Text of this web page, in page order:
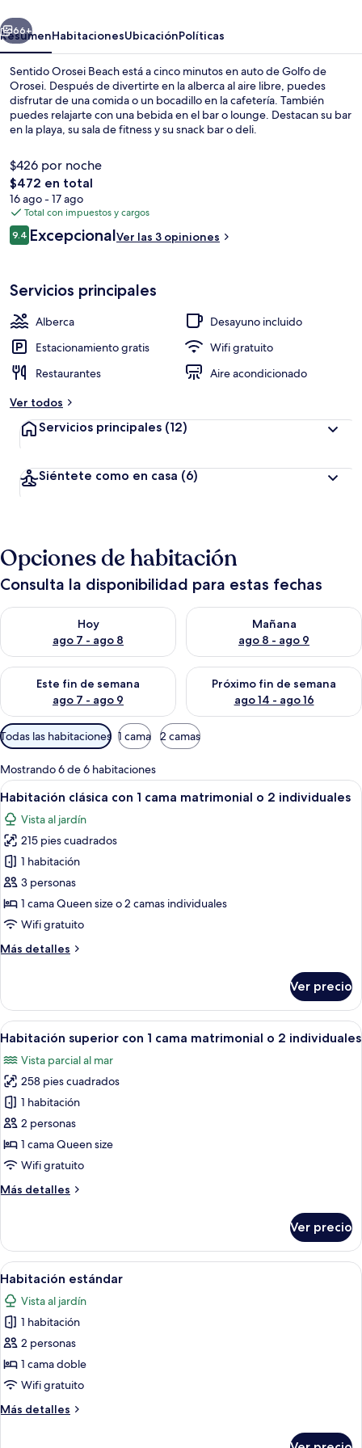
Siguiente
66+
ResumenHabitacionesUbicaciónPolíticas
Sentido Orosei Beach está a cinco minutos en auto de Golfo de
Orosei. Después de divertirte en la alberca al aire libre, puedes
disfrutar de una comida o un bocadillo en la cafetería. También
puedes relajarte con una bebida en el bar o lounge. Destacan su bar
en la playa, su sala de fitness y su snack bar o deli.
$426 por noche
El
precio
total
es
de
$472 en total
16 ago - 17 ago
Total con impuestos y cargos
Opiniones
9.49.4 de 10,
ExcepcionalVer las 3 opiniones
Servicios principales
Alberca
Desayuno incluido
Estacionamiento gratis
Wifi gratuito
Restaurantes
Aire acondicionado
Ver todos
Servicios principales (12)
Siéntete como en casa (6)
Opciones de habitación
Consulta la disponibilidad para estas fechas
Hoy
ago 7 - ago 8
Consulta la disponibilidad para hoy ago 7 - ago 8
Mañana
ago 8 - ago 9
Consulta la disponibilidad
Este fin de semana
ago 7 - ago 9
Consulta la disponibilidad para este fin de semana ago 7 -
Próximo fin de semana
ago 14 - ago 16
Consulta la disponibilidad
Filtros
disponibles
para
las
habitaciones
Todas las habitaciones 1 cama 2 camas
Mostrando 6 de 6 habitaciones
Abrir
todas
las
fotos
de
Habitación
clásica
con
cama
2
individuales
Minibar, caja de seguridad en la
8
Habitación clásica con 1 cama matrimonial o 2 individuales
Vista al jardín
215 pies cuadrados
1 habitación
3 personas
1 cama Queen size o 2 camas individuales
Wifi gratuito
Más detalles
Más
clásica
con
1
matrimonial
o
2
individuales
Ver precio
Abrir
todas
las
fotos
de
Habitación
superior
con
cama
2
individuales
Un dormitorio con cama, televisor
6
Habitación superior con 1 cama matrimonial o 2 individuales
Vista parcial al mar
258 pies cuadrados
1 habitación
2 personas
1 cama Queen size
Wifi gratuito
Más detalles
Más
superior
con
1
cama
matrimonial
o
individuales
Ver precio
Abrir
todas
las
fotos
de
Habitación
estándar
Habitación de hotel con cama, una
5
Habitación estándar
Vista al jardín
1 habitación
2 personas
1 cama doble
Wifi gratuito
Más detalles
Más